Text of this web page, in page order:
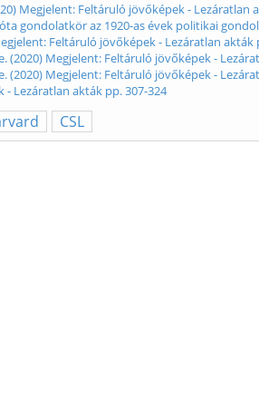
Megjelent: Feltáruló jövőképek - Lezáratlan
gondolatkör az 1920-as évek politikai
Feltáruló jövőképek - Lezáratlan akták
Megjelent: Feltáruló jövőképek -
Megjelent: Feltáruló jövőképek -
Lezáratlan akták pp. 307-324
CSL